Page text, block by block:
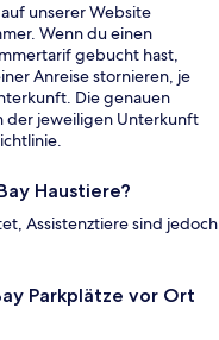
unserer Website
Wenn du einen
gebucht hast,
Anreise stornieren, je
Die genauen
der jeweiligen Unterkunft
Haustiere?
Assistenztiere sind jedoch
Parkplätze vor Ort